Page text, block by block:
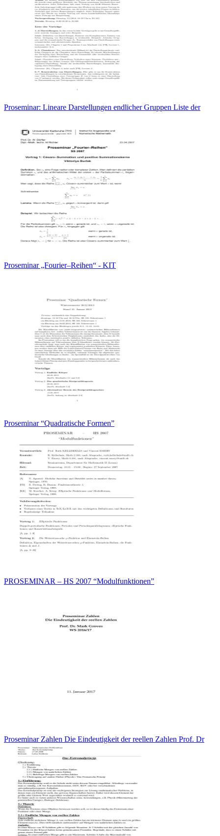
Proseminar: Lineare Darstellungen endlicher Gruppen Liste der
Proseminar „Fourier–Reihen“ - KIT
Proseminar “Quadratische Formen”
PROSEMINAR – HS 2007 “Modulfunktionen”
Proseminar Zahlen Die Eindeutigkeit der reellen Zahlen Prof. Dr